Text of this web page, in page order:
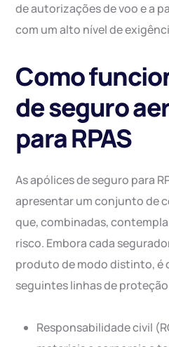
de autorizações de voo e a
com um alto nível de
Como
de seguro
para RPAS
As apólices de seguro para
apresentar um conjunto de
que, combinadas,
risco. Embora cada
produto de modo distinto, é
seguintes linhas de
Responsabilidade civil